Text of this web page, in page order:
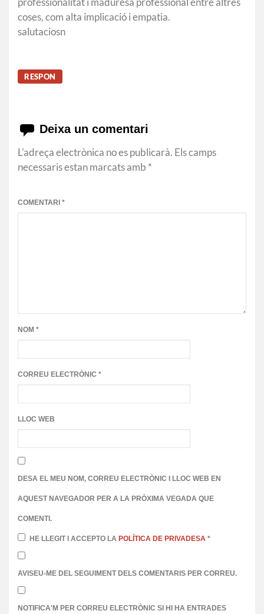
coses, com alta implicació i empatia.
salutaciosn
RESPON
Deixa un comentari
L'adreça electrònica no es publicarà. Els camps
necessaris estan marcats amb *
COMENTARI *
NOM *
CORREU ELECTRÒNIC *
LLOC WEB
DESA EL MEU NOM, CORREU ELECTRÒNIC I LLOC WEB EN
AQUEST NAVEGADOR PER A LA PRÒXIMA VEGADA QUE
COMENTI.
HE LLEGIT I ACCEPTO LA POLÍTICA DE PRIVADESA *
AVISEU-ME DEL SEGUIMENT DELS COMENTARIS PER CORREU.
NOTIFICA'M PER CORREU ELECTRÒNIC SI HI HA ENTRADES